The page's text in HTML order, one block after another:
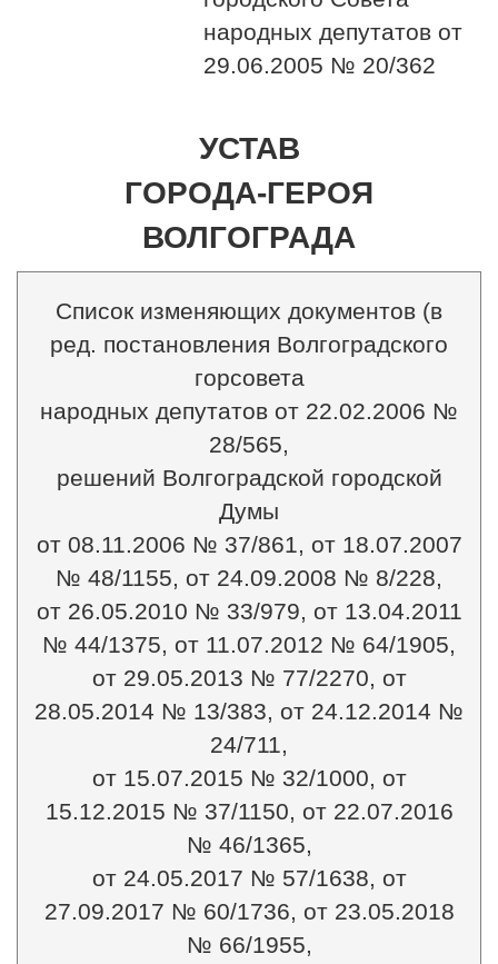
народных депутатов от
29.06.2005 № 20/362
УСТАВ
ГОРОДА-ГЕРОЯ
ВОЛГОГРАДА
Список изменяющих документов (в
ред. постановления Волгоградского
горсовета
народных депутатов от 22.02.2006 №
28/565,
решений Волгоградской городской
Думы
от 08.11.2006 № 37/861, от 18.07.2007
№ 48/1155, от 24.09.2008 № 8/228,
от 26.05.2010 № 33/979, от 13.04.2011
№ 44/1375, от 11.07.2012 № 64/1905,
от 29.05.2013 № 77/2270, от
28.05.2014 № 13/383, от 24.12.2014 №
24/711,
от 15.07.2015 № 32/1000, от
15.12.2015 № 37/1150, от 22.07.2016
№ 46/1365,
от 24.05.2017 № 57/1638, от
27.09.2017 № 60/1736, от 23.05.2018
№ 66/1955,